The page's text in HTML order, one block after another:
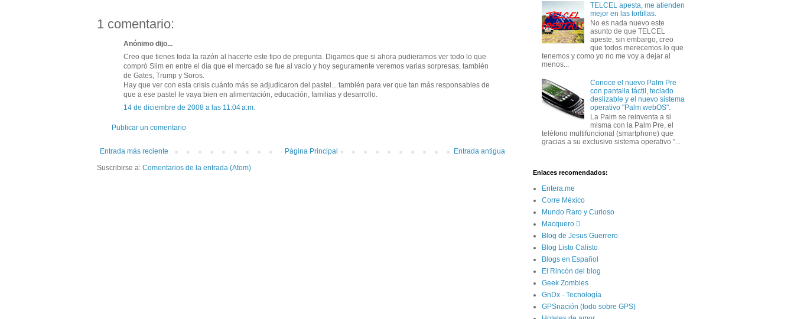
1 comentario:
Anónimo dijo...
Creo que tienes toda la razón al hacerte este tipo de pregunta. Digamos que si ahora pudieramos ver todo lo que
compró Slim en entre el día que el mercado se fue al vacío y hoy seguramente veremos varias sorpresas, también
de Gates, Trump y Soros.
Hay que ver con esta crisis cuánto más se adjudicaron del pastel... también para ver que tan más responsables de
que a ese pastel le vaya bien en alimentación, educación, familias y desarrollo.
14 de diciembre de 2008 a las 11:04 a.m.
Publicar un comentario
Entrada más reciente Entrada antigua
Página Principal
Suscribirse a: Comentarios de la entrada (Atom)
TELCEL apesta, me atienden
mejor en las tortillas.
No es nada nuevo este
asunto de que TELCEL
apeste, sin embargo, creo
que todos merecemos lo que
tenemos y como yo no me voy a dejar al
menos...
Conoce el nuevo Palm Pre
con pantalla táctil, teclado
deslizable y el nuevo sistema
operativo "Palm webOS".
La Palm se reinventa a si
misma con la Palm Pre, el
teléfono multifuncional (smartphone) que
gracias a su exclusivo sistema operativo "...
Enlaces recomendados:
Entera.me
Corre México
Mundo Raro y Curioso
Macquero 
Blog de Jesus Guerrero
Blog Listo Calisto
Blogs en Español
El Rincón del blog
Geek Zombies
GnDx - Tecnología
GPSnación (todo sobre GPS)